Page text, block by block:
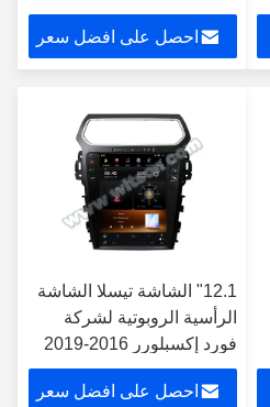
2016-2019، نظام ستيريو
وسائط متعددة للسيارة مع
نظام تحديد المواقع العالمي
احصل على افضل سعر
12.1" الشاشة تيسلا الشاشة
الرأسية الروبوتية لشركة
فورد إكسبلورر 2016-2019
سيارة الستيريو الوسائط
المتعددةاحصل على افضل سعر